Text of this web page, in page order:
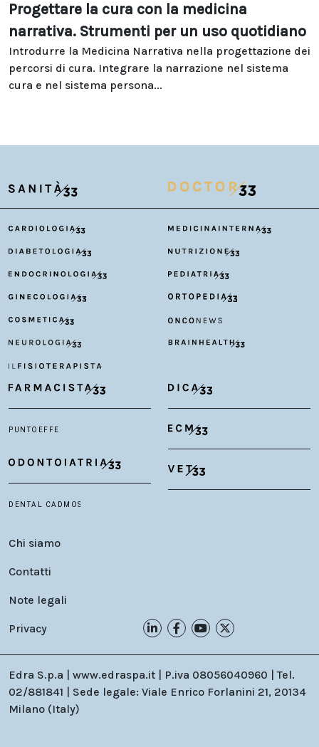
Progettare la cura con la medicina
narrativa. Strumenti per un uso quotidiano
Introdurre la Medicina Narrativa nella progettazione dei
percorsi di cura. Integrare la narrazione nel sistema
cura e nel sistema persona...
Chi siamo
Contatti
Note legali
Privacy
Edra S.p.a | www.edraspa.it | P.iva 08056040960 | Tel.
02/881841 | Sede legale: Viale Enrico Forlanini 21, 20134
Milano (Italy)